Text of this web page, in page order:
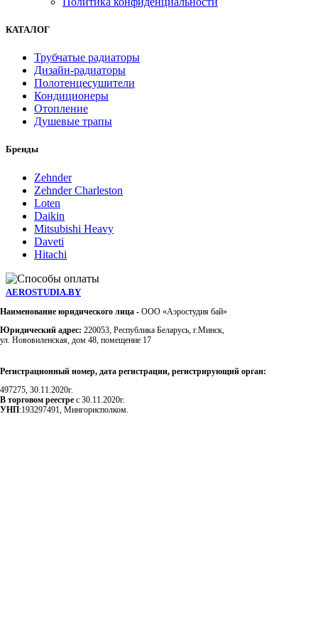
КАТАЛОГ
Трубчатые радиаторы
Дизайн-радиаторы
Полотенцесушители
Кондиционеры
Отопление
Душевые трапы
Бренды
Zehnder
Zehnder Charleston
Loten
Daikin
Mitsubishi Heavy
Daveti
Hitachi
AEROSTUDIA.BY
Наименование юридического лица - ООО «Аэростудия бай»
Юридический адрес: 220053, Республика Беларусь, г.Минск,
ул. Нововиленская, дом 48, помещение 17
Регистрационный номер, дата регистрации, регистрирующий орган:
497275, 30.11.2020г.
В торговом реестре с 30.11.2020г.
УНП:193297491, Мингорисполком.